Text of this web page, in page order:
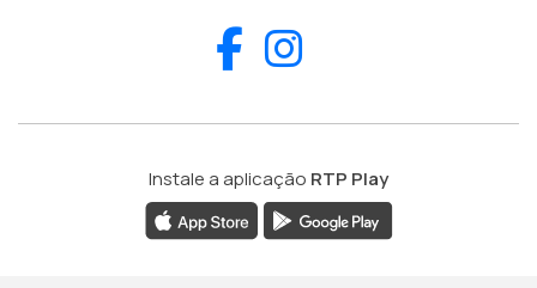
Facebook
Instale a aplicação RTP Play